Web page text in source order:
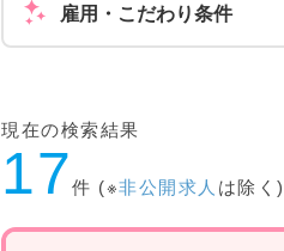
雇用・こだわり条件
現在の検索結果
17件 (※非公開求人 は除く)